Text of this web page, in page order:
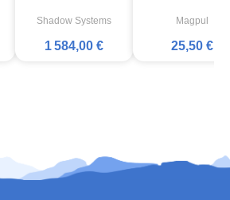
Shadow Systems
1 584,00 €
Magpul
25,50 €